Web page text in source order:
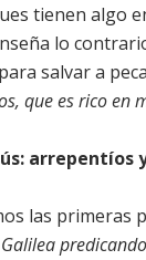
tienen algo
lo
salvar a
que es rico en
arrepentíos
las primeras